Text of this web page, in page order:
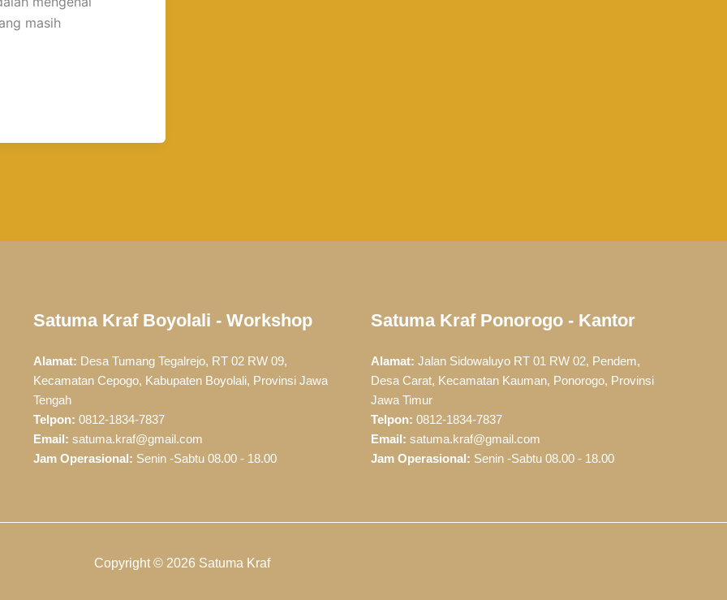
masih
Satuma Kraf Boyolali - Workshop
Alamat: Desa Tumang Tegalrejo, RT 02 RW 09,
Kecamatan Cepogo, Kabupaten Boyolali, Provinsi Jawa
Tengah
Telpon: 0812-1834-7837
Email: satuma.kraf@gmail.com
Jam Operasional: Senin -Sabtu 08.00 - 18.00
Satuma Kraf Ponorogo - Kantor
Alamat: Jalan Sidowaluyo RT 01 RW 02, Pendem,
Desa Carat, Kecamatan Kauman, Ponorogo, Provinsi
Jawa Timur
Telpon: 0812-1834-7837
Email: satuma.kraf@gmail.com
Jam Operasional: Senin -Sabtu 08.00 - 18.00
Copyright © 2026 Satuma Kraf